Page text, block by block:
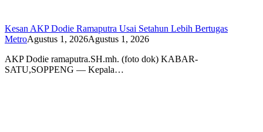
Kesan AKP Dodie Ramaputra Usai Setahun Lebih Bertugas
MetroAgustus 1, 2026Agustus 1, 2026
AKP Dodie ramaputra.SH.mh. (foto dok) KABAR-
SATU,SOPPENG — Kepala…